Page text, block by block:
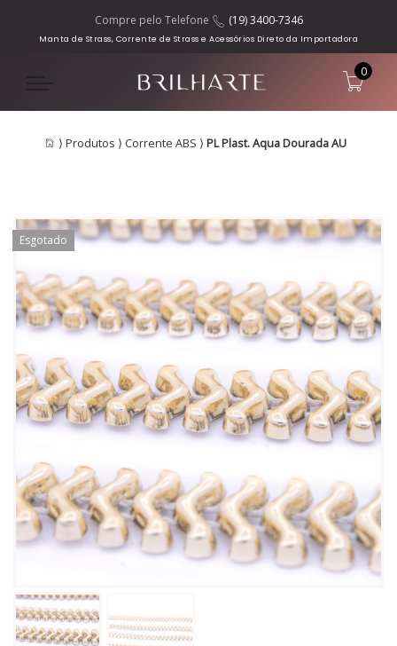
Compre pelo Telefone (19) 3400-7346
Manta de Strass, Corrente de Strass e Acessórios Direto da Importadora
0
⟩ Produtos ⟩ Corrente ABS ⟩ PL Plast. Aqua Dourada AU
Esgotado